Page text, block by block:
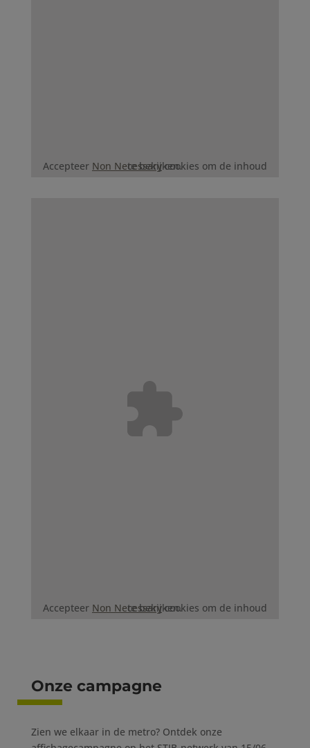
Accepteer Non Necessary
cookies om de inhoud te bekijken.
Accepteer Non Necessary
cookies om de inhoud te bekijken.
Onze campagne
Zien we elkaar in de metro? Ontdek onze